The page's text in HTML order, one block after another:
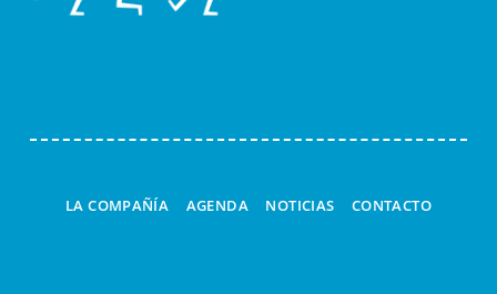
LA COMPAÑÍA AGENDA NOTICIAS CONTACTO